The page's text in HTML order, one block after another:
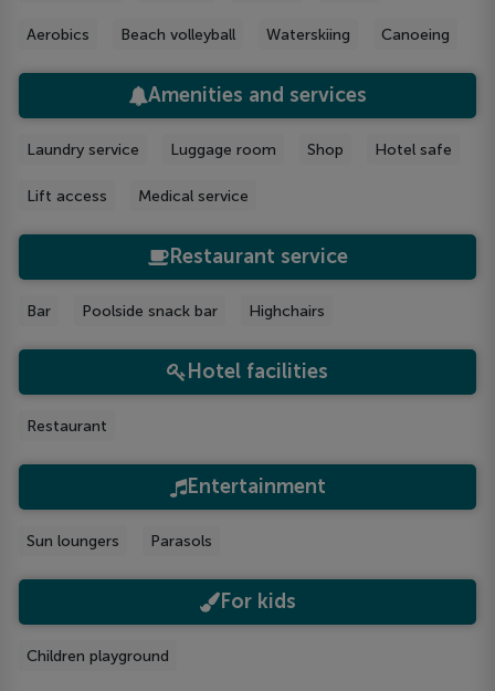
Aerobics Beach volleyball Waterskiing Canoeing
Amenities and services
Laundry service Luggage room Shop Hotel safe
Lift access Medical service
Restaurant service
Bar Poolside snack bar Highchairs
Hotel facilities
Restaurant
Entertainment
Sun loungers Parasols
For kids
Children playground